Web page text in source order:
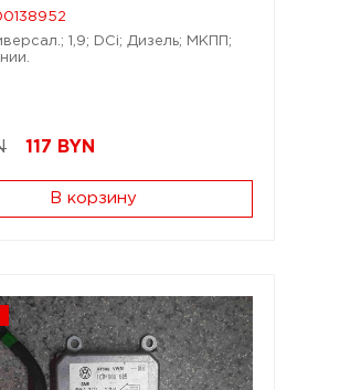
1,9; DCi; Дизель; МКПП;
117 BYN
В корзину